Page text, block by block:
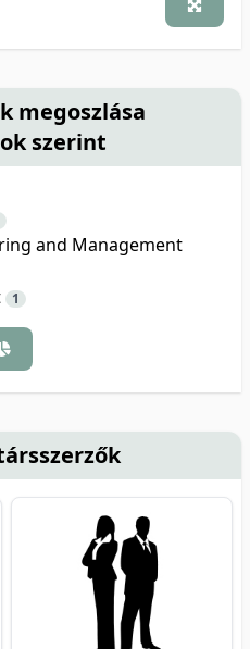
megoszlása
szerint
and Management
1